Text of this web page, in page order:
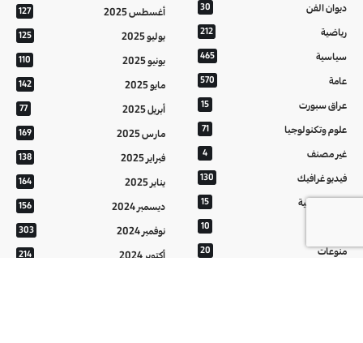
ديوان الفن 30
رياضية 212
سياسية 465
عامة 570
عراق سبورت 15
علوم وتكنولوجيا 71
غير مصنف 4
فيديو غرافيك 130
معالم عراقية 15
10
منوعات 20
أغسطس 2025 127
يوليو 2025 125
يونيو 2025 110
مايو 2025 142
أبريل 2025 77
مارس 2025 169
فبراير 2025 138
يناير 2025 164
ديسمبر 2024 156
نوفمبر 2024 303
أكتوبر 2024 214